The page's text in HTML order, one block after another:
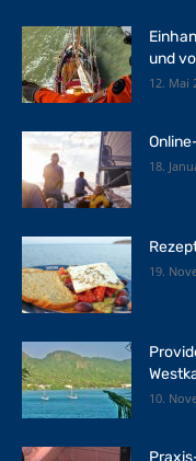
und
12. Mai
18.
19.
10.